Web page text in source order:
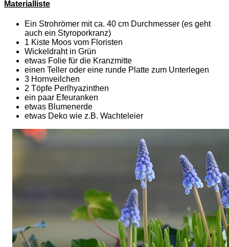
Materialliste
Ein Strohrömer mit ca. 40 cm Durchmesser (es geht
auch ein Styroporkranz)
1 Kiste Moos vom Floristen
Wickeldraht in Grün
etwas Folie für die Kranzmitte
einen Teller oder eine runde Platte zum Unterlegen
3 Hornveilchen
2 Töpfe Perlhyazinthen
ein paar Efeuranken
etwas Blumenerde
etwas Deko wie z.B. Wachteleier